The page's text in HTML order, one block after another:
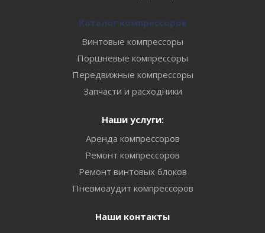
Каталог компрессоров
Винтовые компрессоры
Поршневые компрессоры
Передвижные компрессоры
Запчасти и расходники
Наши услуги:
Аренда компрессоров
Ремонт компрессоров
Ремонт винтовых блоков
Пневмоаудит компрессоров
Наши контакты